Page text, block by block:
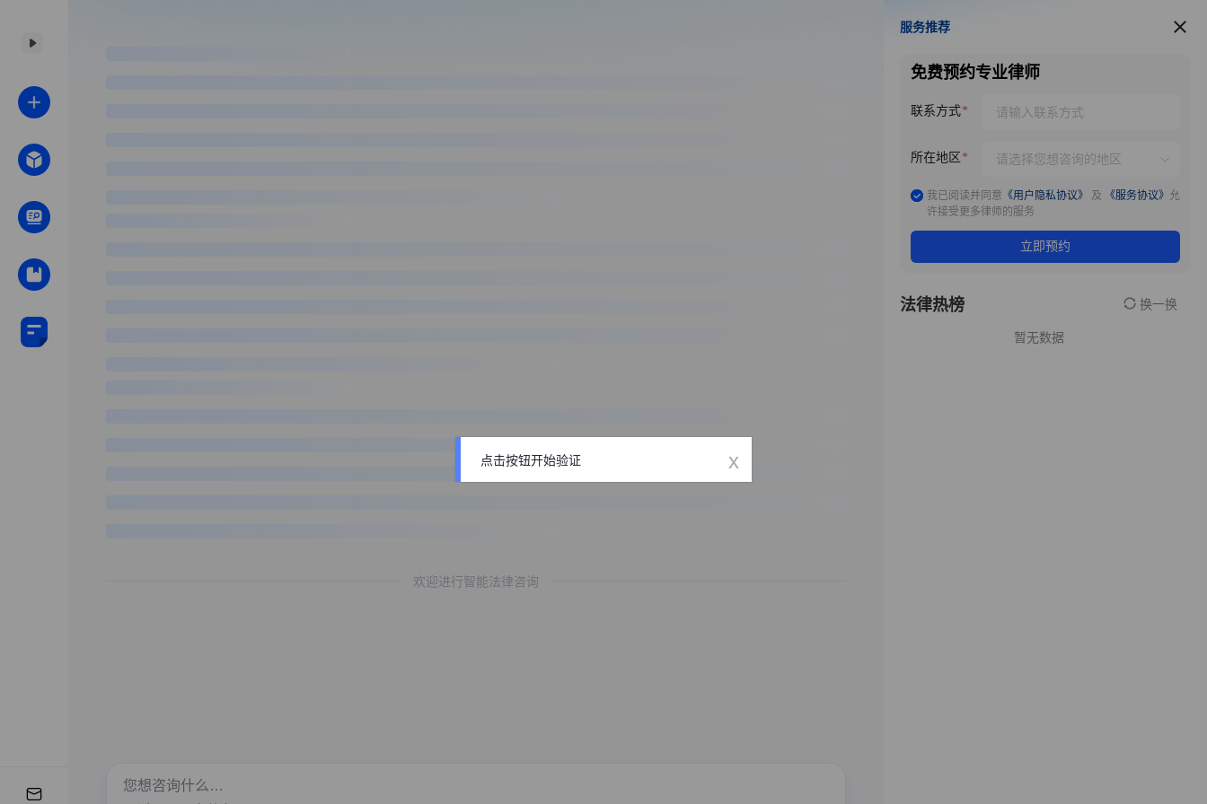
欢迎进行智能法律咨询
服务推荐
服务推荐
免费预约专业律师
联系方式
所在地区
我已阅读并同意 《用户隐私协议》 及 《服务协议》 允
许接受更多律师的服务
立即预约
法律热榜 换一换
暂无数据
点击按钮开始验证 x